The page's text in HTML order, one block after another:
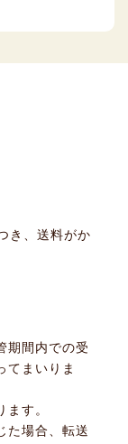
き、送料がか
期間内での受
てまいりま
す。
た場合、転送